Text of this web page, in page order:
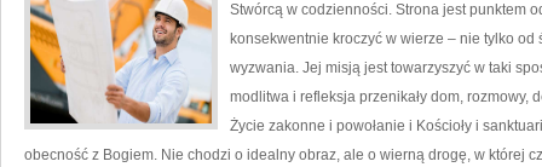
Stwórcą w codzienności. Strona jest punktem
konsekwentnie kroczyć w wierze – nie tylko
wyzwania. Jej misją jest towarzyszyć w taki
modlitwa i refleksja przenikały dom, rozmowy,
Życie zakonne i powołanie i Kościoły i
obecność z Bogiem. Nie chodzi o idealny obraz, ale o wierną drogę, w której